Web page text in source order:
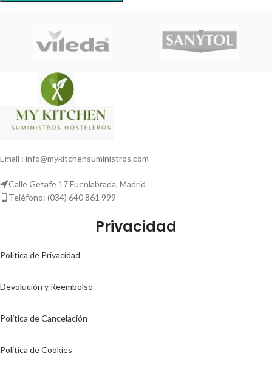
Email : info@mykitchensuministros.com
Calle Getafe 17 Fuenlabrada, Madrid
Teléfono: (034) 640 861 999
Privacidad
Politica de Privacidad
Devolución y Reembolso
Política de Cancelación
Politica de Cookies